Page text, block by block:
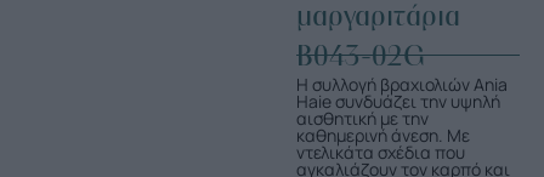
μαργαριτάρια
B043-02G
Η συλλογή βραχιολιών Ania
Haie συνδυάζει την υψηλή
αισθητική με την
καθημερινή άνεση. Με
ντελικάτα σχέδια που
αγκαλιάζουν τον καρπό και